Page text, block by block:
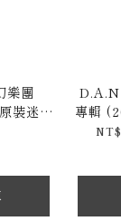
樂團
裝迷你
D.A.N
專輯
限